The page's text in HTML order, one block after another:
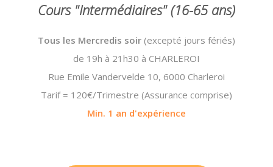
Cours "Intermédiaires" (16-65 ans)
Tous les Mercredis soir (excepté jours fériés)
de 19h à 21h30 à CHARLEROI
Rue Emile Vandervelde 10, 6000 Charleroi
Tarif = 120€/Trimestre (Assurance comprise)
Min. 1 an d'expérience